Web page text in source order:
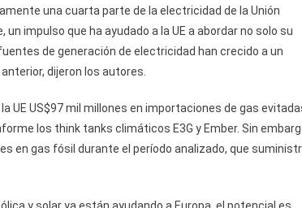
una cuarta parte de la electricidad de la Unión
impulso que ha ayudado a la UE a abordar no solo su
de generación de electricidad han crecido a un
dijeron los autores.
UE US$97 mil millones en importaciones de gas
los think tanks climáticos E3G y Ember. Sin
en gas fósil durante el período analizado, que